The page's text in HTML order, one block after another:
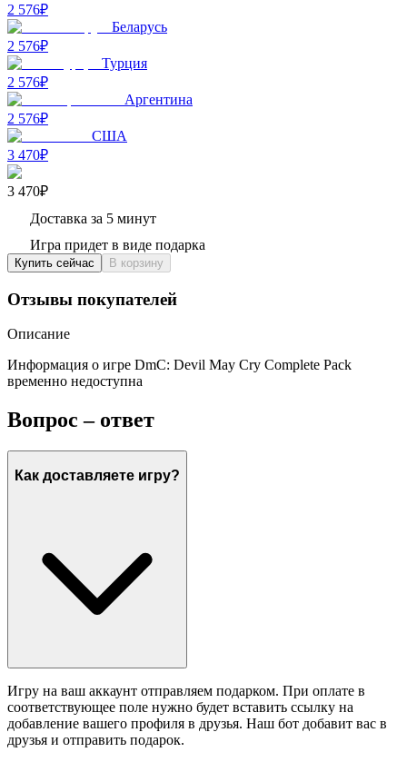
2 576₽
Беларусь
2 576₽
Турция
2 576₽
Аргентина
2 576₽
США
3 470₽
3 470₽
Доставка за 5 минут
Игра придет в виде подарка
Купить сейчас В корзину
Отзывы покупателей
Описание
Информация о игре DmC: Devil May Cry Complete Pack
временно недоступна
Вопрос – ответ
Как доставляете игру?
Игру на ваш аккаунт отправляем подарком. При оплате в
соответствующее поле нужно будет вставить ссылку на
добавление вашего профиля в друзья. Наш бот добавит вас в
друзья и отправить подарок.